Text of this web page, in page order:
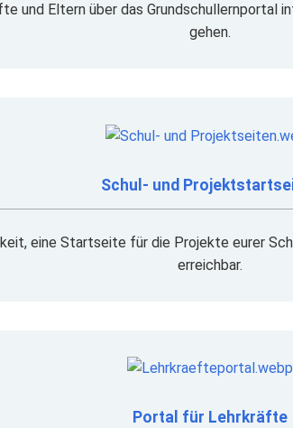
und Eltern über das Grundschullernportal
gehen.
Schul- und
eine Startseite für die Projekte eurer
erreichbar.
Portal für Lehrkräfte